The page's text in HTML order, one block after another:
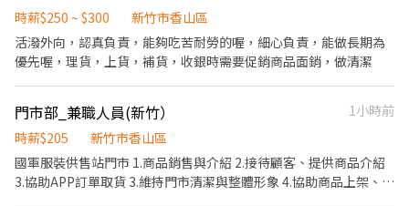
年舉辦晉升考試，通過即調薪。
時薪$250 ~ $300
新竹市香山區
活潑外向，認真負責，能夠吃苦耐勞的喔，細心負責，能做長期為
優先喔，理貨，上貨，補貨，收銀時需要促銷商品面銷，做清潔
門市部_兼職人員(新竹）
1小時前
時薪$205
新竹市香山區
國軍服裝供售站門市 1.商品銷售與介紹 2.接待顧客、提供商品介紹
3.協助APP訂單取貨 3.維持門市清潔與整體形象 4.協助商品上架、盤